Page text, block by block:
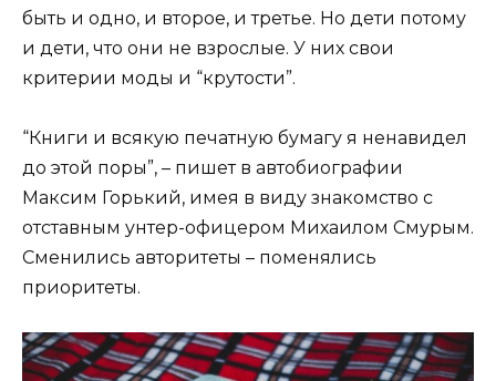
быть и одно, и второе, и третье. Но дети потому
и дети, что они не взрослые. У них свои
критерии моды и “крутости”.
“Книги и всякую печатную бумагу я ненавидел
до этой поры”, – пишет в автобиографии
Максим Горький, имея в виду знакомство с
отставным унтер-офицером Михаилом Смурым.
Сменились авторитеты – поменялись
приоритеты.